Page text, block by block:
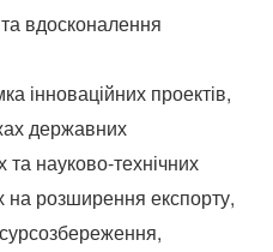
вдосконалення
інноваційних проектів,
державних
науково-технічних
розширення експорту,